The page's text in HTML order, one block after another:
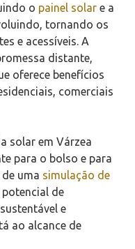
o painel solar e a
tornando os
e acessíveis. A
distante,
oferece benefícios
comerciais
solar em Várzea
para o bolso e para
uma simulação de
de
e
ao alcance de